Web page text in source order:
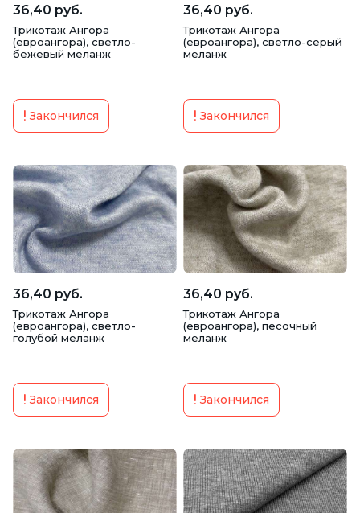
36,40 руб.
Трикотаж Ангора
(евроангора), светло-
бежевый меланж
Закончился
36,40 руб.
Трикотаж Ангора
(евроангора), светло-серый
меланж
Закончился
36,40 руб.
Трикотаж Ангора
(евроангора), светло-
голубой меланж
Закончился
36,40 руб.
Трикотаж Ангора
(евроангора), песочный
меланж
Закончился